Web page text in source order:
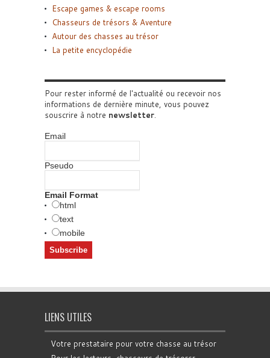
Escape games & escape rooms
Chasseurs de trésors & Aventure
Autour des chasses au trésor
La petite encyclopédie
Pour rester informé de l'actualité ou recevoir nos
informations de dernière minute, vous pouvez
souscrire à notre newsletter.
Email
Pseudo
Email Format
html
text
mobile
LIENS UTILES
Votre prestataire pour votre chasse au trésor